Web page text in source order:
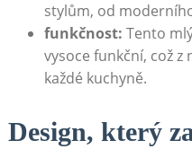
stylům,⁣ od
funkčnost: Tento
vysoce funkční, což
každé ‌kuchyně.
Design, který